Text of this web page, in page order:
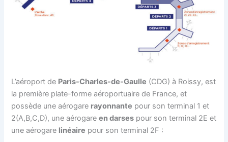
L’aéroport de Paris-Charles-de-Gaulle (CDG) à Roissy, est
la première plate-forme aéroportuaire de France, et
possède une aérogare rayonnante pour son terminal 1 et
2(A,B,C,D), une aérogareen darses pour son terminal 2E et
une aérogare linéaire pour son terminal 2F :